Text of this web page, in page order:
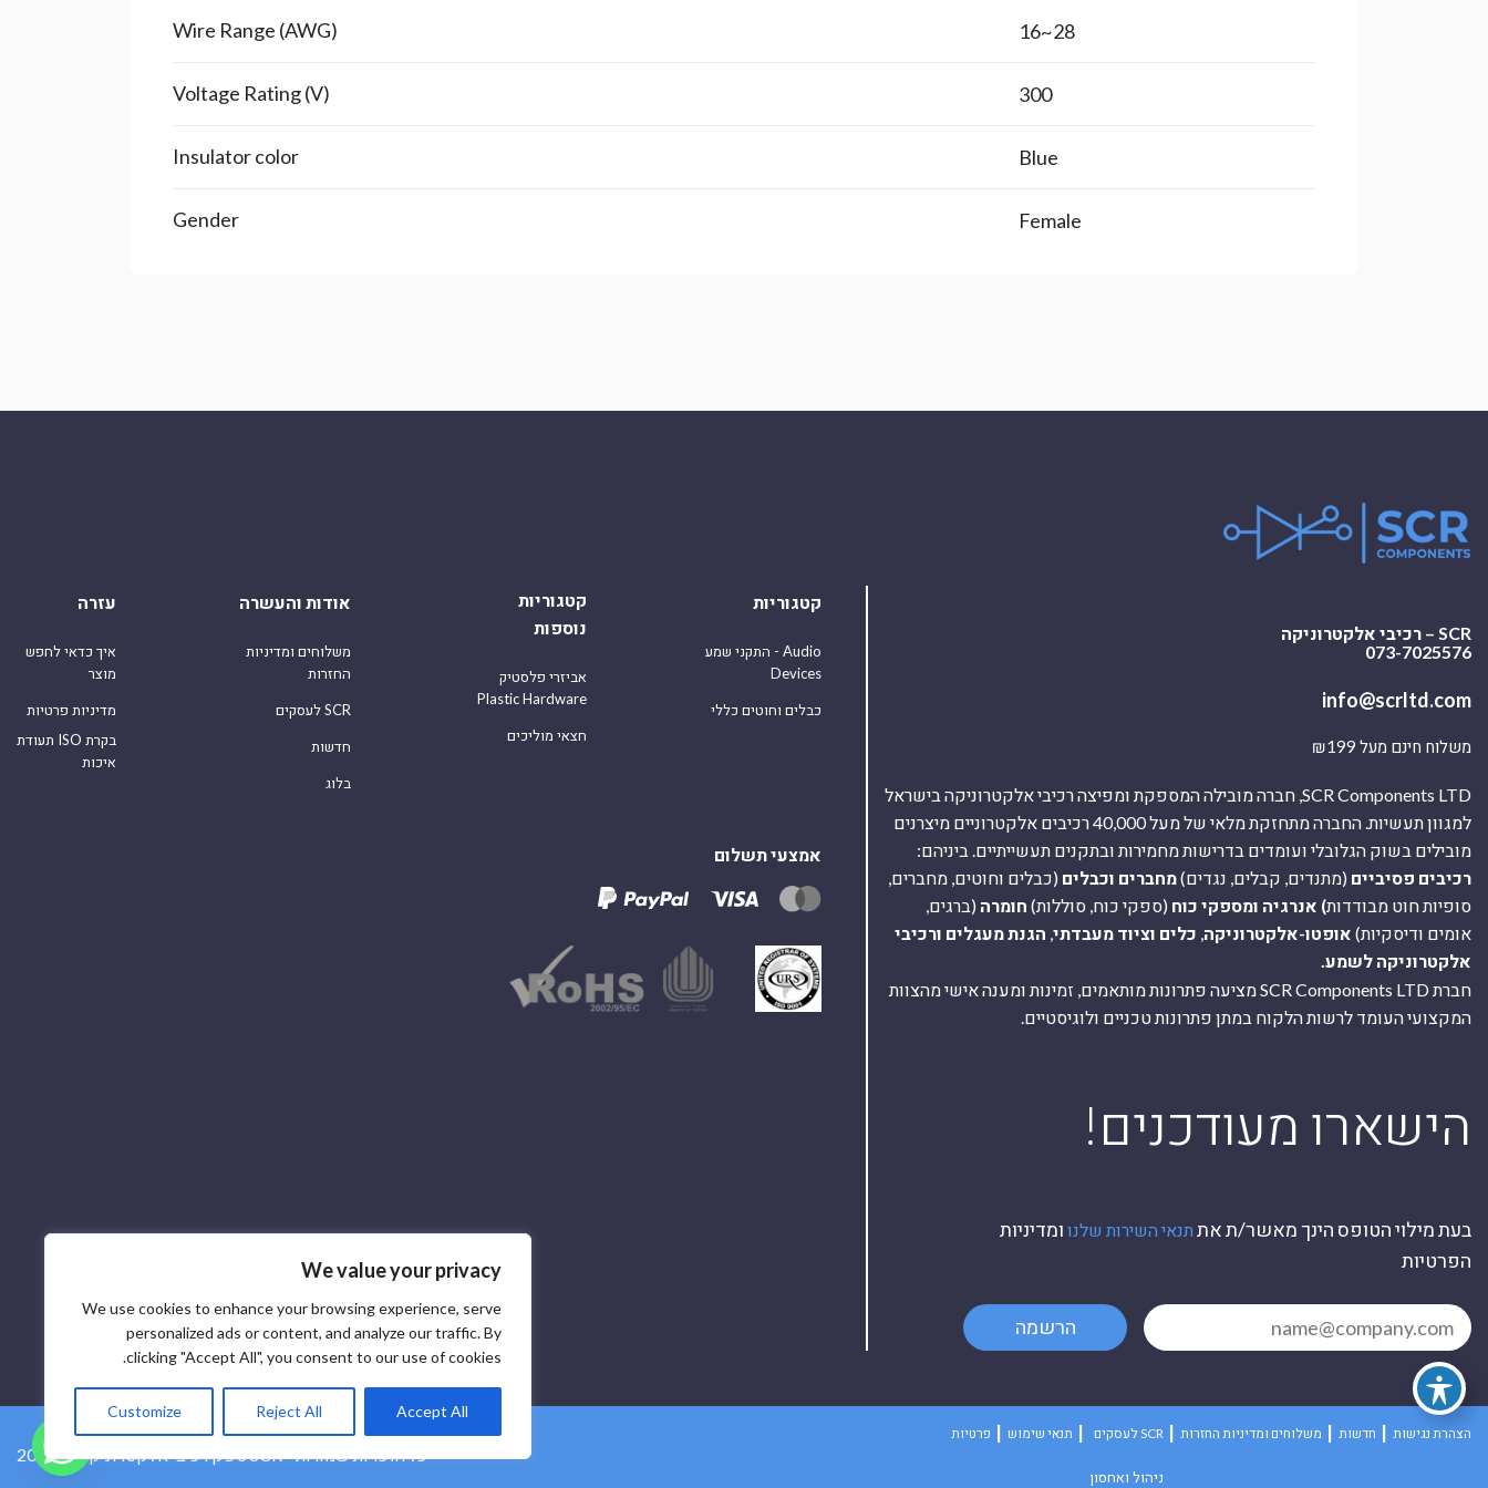
We value your privacy
We use cookies to enhance your browsing experience, serve
personalized ads or content, and analyze our traffic. By
clicking "Accept All", you consent to our use of cookies.
Customize Reject All Accept All
Wire Range (AWG) 28~16
Voltage Rating (V) 300
Insulator color Blue
Gender Female
SCR – רכיבי אלקטרוניקה
073-7025576
info@scrltd.com
משלוח חינם מעל ₪199
SCR Components LTD, חברה מובילה המספקת ומפיצה רכיבי אלקטרוניקה בישראל
למגוון תעשיות. החברה מתחזקת מלאי של מעל 40,000 רכיבים אלקטרוניים מיצרנים
מובילים בשוק הגלובלי ועומדים בדרישות מחמירות ובתקנים תעשייתיים. ביניהם:
רכיבים פסיביים (מתנדים, קבלים, נגדים)מחברים וכבלים (כבלים וחוטים, מחברים,
סופיות חוט מבודדות) אנרגיה ומספקי כוח (ספקי כוח, סוללות) חומרה (ברגים,
אומים ודיסקיות) אופטו-אלקטרוניקה כלים וציוד מעבדתי הגנת מעגלים ורכיבי
אלקטרוניקה לשמע.
חברת SCR Components LTD מציעה פתרונות מותאמים, זמינות ומענה אישי מהצוות
המקצועי העומד לרשות הלקוח במתן פתרונות טכניים ולוגיסטיים.
!הישארו מעודכנים
בעת מילוי הטופס הינך מאשר/ת את תנאי השירות שלנו ומדיניות
הפרטיות
הרשמה
קטגוריות
התקני שמע - Audio
Devices
כבלים וחוטים כללי
קטגוריות
נוספות
אביזרי פלסטיק
Plastic Hardware
חצאי מוליכים
אודות והעשרה
משלוחים ומדיניות
החזרות
לעסקים SCR
חדשות
בלוג
עזרה
איך כדאי לחפש
מוצר
מדיניות פרטיות
תעודת ISO בקרת
איכות
אמצעי תשלום
2026 © ספק רכיבי אלקטרוניקה SCR - כל הזכויות שמורות
פרטיות תנאי שימוש לעסקים SCR
ניהול ואחסון
משלוחים ומדיניות החזרות חדשות הצהרת נגישות